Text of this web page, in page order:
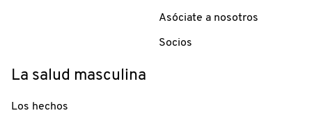
Asóciate a nosotros
Socios
La salud masculina
Los hechos